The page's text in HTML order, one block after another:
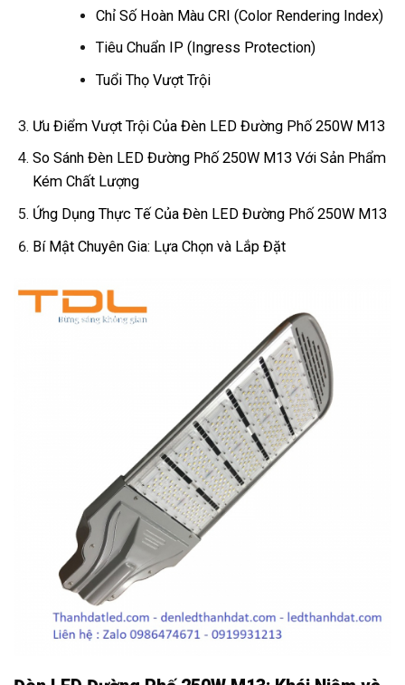
Chỉ Số Hoàn Màu CRI (Color Rendering Index)
Tiêu Chuẩn IP (Ingress Protection)
Tuổi Thọ Vượt Trội
Ưu Điểm Vượt Trội Của Đèn LED Đường Phố 250W M13
So Sánh Đèn LED Đường Phố 250W M13 Với Sản Phẩm
Kém Chất Lượng
Ứng Dụng Thực Tế Của Đèn LED Đường Phố 250W M13
Bí Mật Chuyên Gia: Lựa Chọn và Lắp Đặt